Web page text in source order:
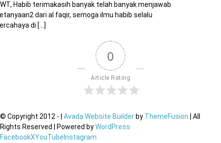
Habib terimakasih banyak telah banyak menjawab
dari al faqir, semoga ilmu habib selalu
di [...]
0
Article Rating
© Copyright 2012 - Avada Website Builder by ThemeFusion | All
Rights Reserved | Powered byWordPress
FacebookXYouTube Instagram